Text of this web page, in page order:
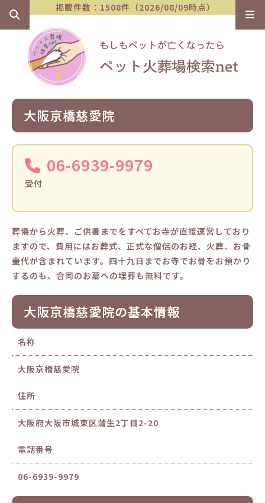
掲載件数：1508件（2026/08/09時点）
大阪京橋慈愛院
06-6939-9979
受付
葬儀から火葬、ご供養までをすべてお寺が直接運営しており
ますので、費用にはお葬式、正式な僧侶のお経、火葬、お骨
壷代が含まれています。四十九日までお寺でお骨をお預かり
するのも、合同のお墓への埋葬も無料です。
大阪京橋慈愛院の基本情報
名称
大阪京橋慈愛院
住所
大阪府大阪市城東区蒲生2丁目2-20
電話番号
06-6939-9979